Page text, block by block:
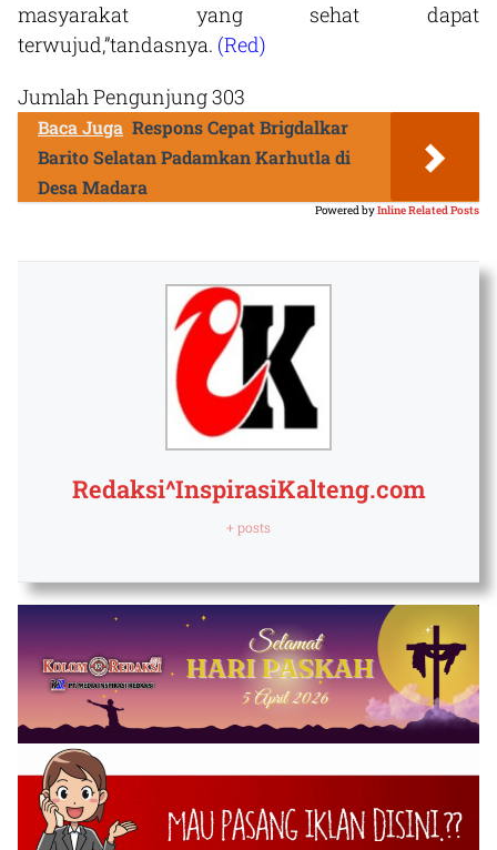
masyarakat yang sehat dapat
terwujud,”tandasnya. (Red)
Jumlah Pengunjung303
Baca Juga Respons Cepat Brigdalkar
Barito Selatan Padamkan Karhutla di
Desa Madara
Powered byInline Related Posts
Redaksi^InspirasiKalteng.com
+ posts